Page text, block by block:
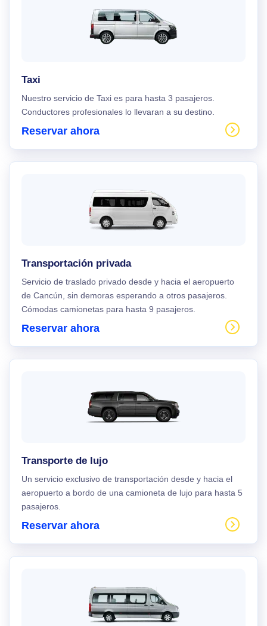
Taxi
Nuestro servicio de Taxi es para hasta 3 pasajeros.
Conductores profesionales lo llevaran a su destino.
Reservar ahora
Transportación privada
Servicio de traslado privado desde y hacia el aeropuerto
de Cancún, sin demoras esperando a otros pasajeros.
Cómodas camionetas para hasta 9 pasajeros.
Reservar ahora
Transporte de lujo
Un servicio exclusivo de transportación desde y hacia el
aeropuerto a bordo de una camioneta de lujo para hasta 5
pasajeros.
Reservar ahora